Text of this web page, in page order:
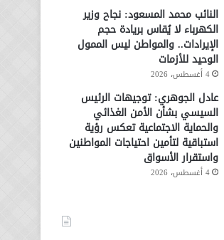
النائب محمد المسعود: نجاح وزير
الكهرباء لا يُقاس بريادة حجم
الإيرادات.. والمواطن ليس الممول
الوحيد للأزمات
4 أغسطس، 2026
عادل الجوهري: توجيهات الرئيس
السيسي بشأن الأمن الغذائي
والحماية الاجتماعية تعكس رؤية
استباقية لتأمين احتياجات المواطنين
واستقرار الأسواق
4 أغسطس، 2026